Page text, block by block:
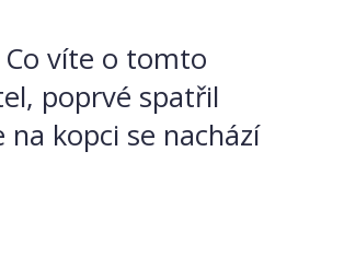
Co víte o tomto
poprvé spatřil
kopci se nachází